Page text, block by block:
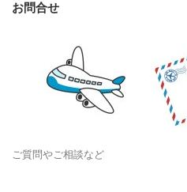
お問合せ
ご質問やご相談など